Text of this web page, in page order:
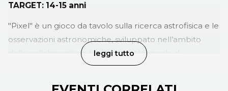
TARGET: 14-15 anni
"Pixel" è un gioco da tavolo sulla ricerca astrofisica e le
osservazioni astronomiche, sviluppato nell’ambito
della collaborazione tra l’Istituto Nazionale di
Astrofisica e il Game Science Research Centre. Il gioco
leggi tutto